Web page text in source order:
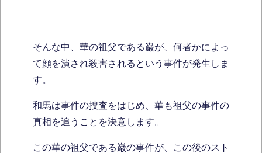
そんな中、華の祖父である巌が、何者かによっ
て顔を潰され殺害されるという事件が発生しま
す。
和馬は事件の捜査をはじめ、華も祖父の事件の
真相を追うことを決意します。
この華の祖父である巌の事件が、この後のスト